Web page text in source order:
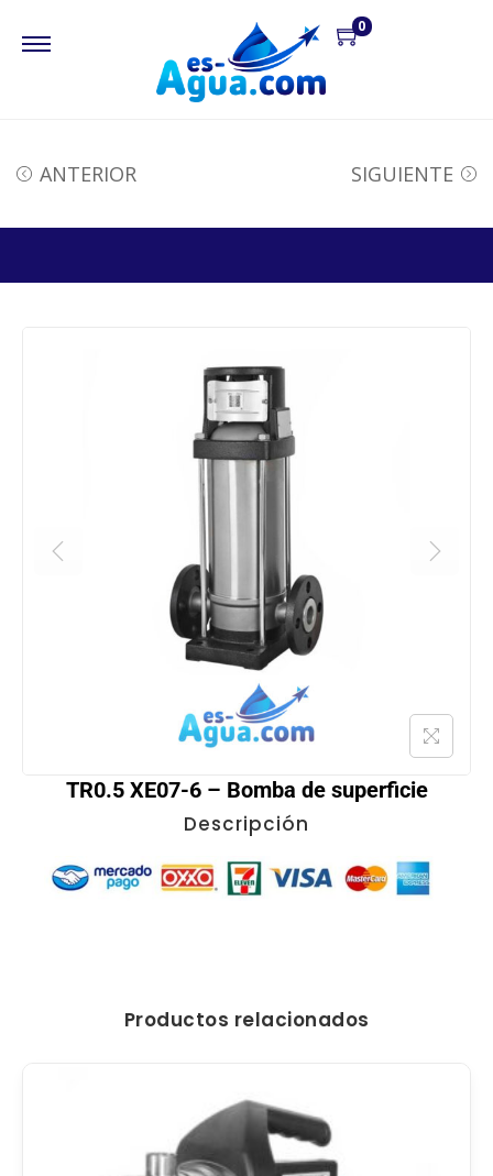
0
ANTERIOR SIGUIENTE
TR0.5 XE07-6 – Bomba de superficie
Descripción
Productos relacionados